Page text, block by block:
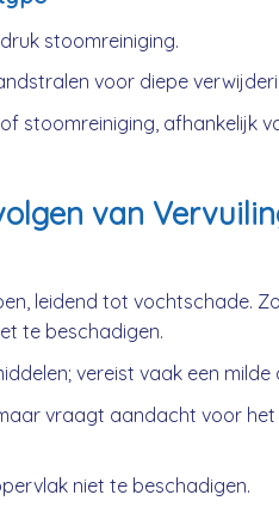
stoomreiniging.
voor diepe
stoomreiniging, afhankelijk
van
leidend tot vochtschade.
te beschadigen.
vereist vaak een milde
vraagt aandacht voor
niet te beschadigen.